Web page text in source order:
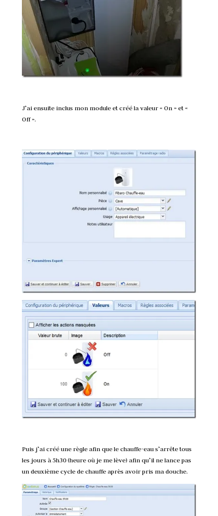
J’ai ensuite inclus mon module et créé la valeur « On » et «
Off ».
Puis j’ai créé une règle afin que le chauffe-eau s’arrête tous
les jours à 5h30 (heure où je me lève) afin qu’il ne lance pas
un deuxième cycle de chauffe après avoir pris ma douche.